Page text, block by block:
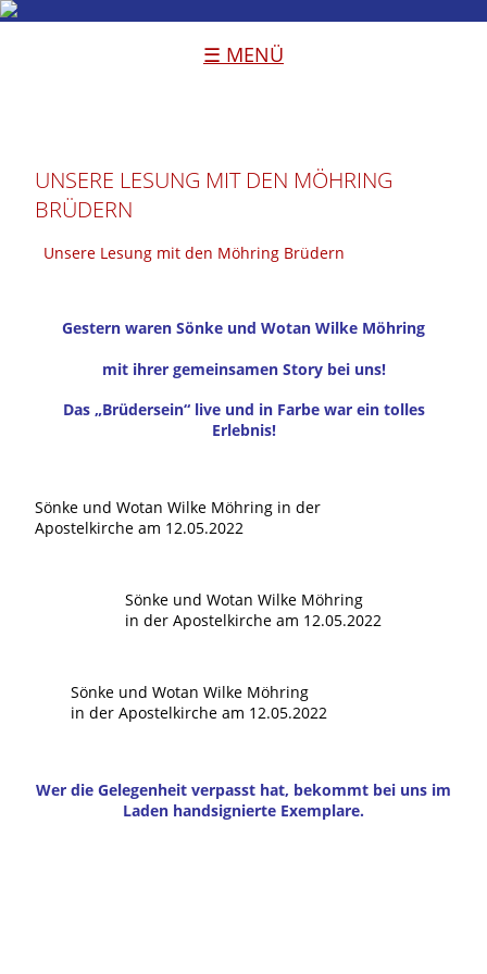
☰ MENÜ
UNSERE LESUNG MIT DEN MÖHRING
BRÜDERN
Unsere Lesung mit den Möhring Brüdern
Gestern waren Sönke und Wotan Wilke Möhring
mit ihrer gemeinsamen Story bei uns!
Das „Brüdersein“ live und in Farbe war ein tolles
Erlebnis!
Sönke und Wotan Wilke Möhring in der
Apostelkirche am 12.05.2022
Sönke und Wotan Wilke Möhring
in der Apostelkirche am 12.05.2022
Sönke und Wotan Wilke Möhring
in der Apostelkirche am 12.05.2022
Wer die Gelegenheit verpasst hat, bekommt bei uns im
Laden handsignierte Exemplare.